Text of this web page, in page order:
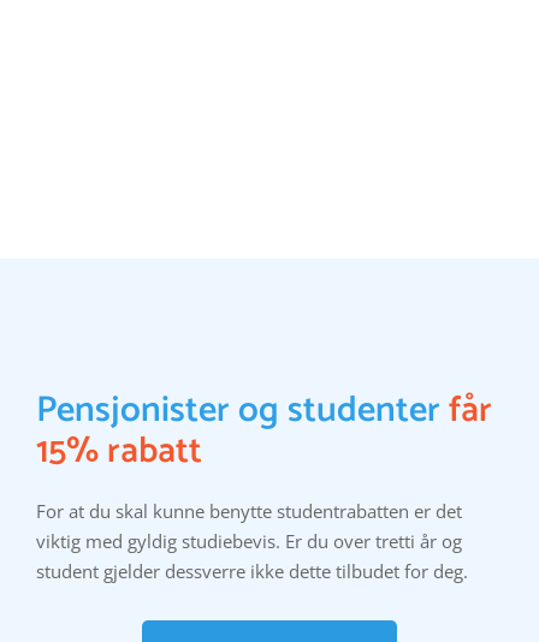
Pensjonister og studenterfår
15% rabatt
For at du skal kunne benytte studentrabatten er det
viktig med gyldig studiebevis. Er du over tretti år og
student gjelder dessverre ikke dette tilbudet for deg.